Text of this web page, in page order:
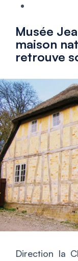
Musée
maison
retrouve
Direction la